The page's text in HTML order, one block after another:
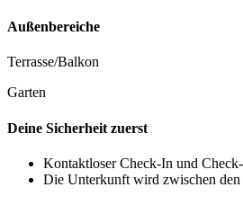
Außenbereiche
Terrasse/Balkon
Garten
Deine Sicherheit zuerst
Kontaktloser Check-In und
Die Unterkunft wird zwischen